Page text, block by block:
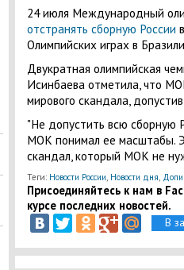
24 июля Международный
отстранять сборную России
Олимпийских играх в
Двукратная олимпийская
Исинбаева отметила, что
мирового скандала,
"Не допустить всю сборную
МОК понимал ее масштабы.
скандал, который МОК не
Теги: Новости России Новости дня
Присоединяйтесь к нам в
курсе последних новостей.
В